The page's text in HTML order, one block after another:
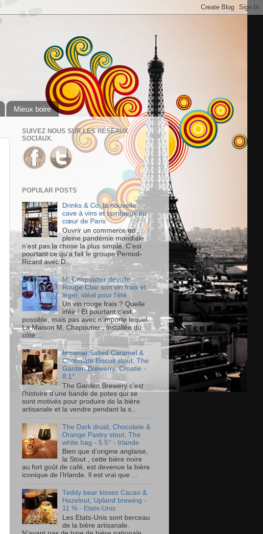
Mieux boire
SUIVEZ NOUS SUR LES RÉSEAUX
SOCIAUX.
POPULAR POSTS
Drinks & Co, la nouvelle
cave à vins et spiritueux au
cœur de Paris
Ouvrir un commerce en
pleine pandémie mondiale
n’est pas la chose la plus simple. C’est
pourtant ce qu’a fait le groupe Pernod-
Ricard avec D...
M. Chapoutier dévoile
Rouge Clair son vin frais et
léger, idéal pour l’été
Un vin rouge frais ? Quelle
idée ! Et pourtant c’est
possible, mais pas avec n’importe lequel.
La Maison M. Chapoutier , installée du
côté ...
Imperial Salted Caramel &
Chocolate Biscuit stout, The
Garden Brewerry, Croatie -
8,1°
The Garden Brewery c’est
l’histoire d’une bande de potes qui se
sont motivés pour produire de la bière
artisanale et la vendre pendant la s...
The Dark druid, Chocolate &
Orange Pastry stout, The
white hag - 5.5° - Irlande
Bien que d’origine anglaise,
la Stout , cette bière noire
au fort goût de café, est devenue la bière
iconique de l’Irlande. Il est vrai que ...
Teddy bear kisses Cacao &
Hazelnut, Upland brewing -
11 % - Etats-Unis
Les Etats-Unis sont berceau
de la bière artisanale.